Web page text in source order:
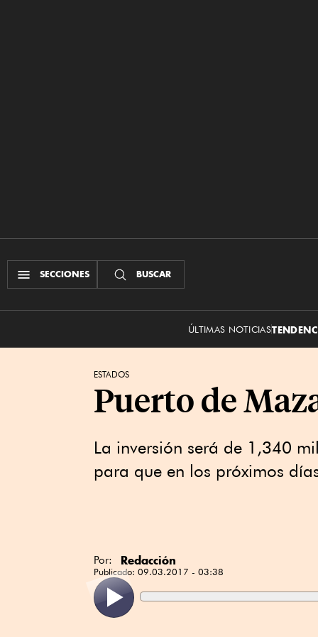
SECCIONES BUSCAR
ÚLTIMAS NOTICIAS
ESTADOS
Puerto de
La inversión será de 1,340
para que en los próximos
Por: Redacción
Publicado: 09.03.2017 - 03:38